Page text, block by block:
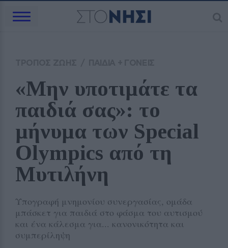
«Μην υποτιμάτε τα
παιδιά σας»: το
μήνυμα των Special
Olympics από τη
Μυτιλήνη
Υπογραφή μνημονίου συνεργασίας, ομάδα
μπάσκετ για παιδιά στο φάσμα του αυτισμού
και ένα κάλεσμα για... κανονικότητα και
συμπερίληψη